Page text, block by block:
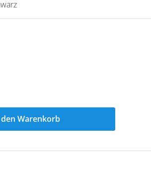
Warenkorb